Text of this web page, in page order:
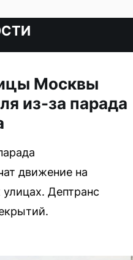
Москвы
из-за парада
движение на
Дептранс